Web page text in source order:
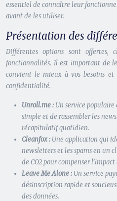
essentiel de connaître leur
avant de les utiliser.
Présentation des
Différentes options sont offertes,
fonctionnalités. Il est important de
convient le mieux à vos besoins
confidentialité.
Unroll.me : Un service
simple et de rassembler les
récapitulatif quotidien.
Cleanfox : Une application qui
newsletters et les spams en un
de CO2 pour compenser
Leave Me Alone : Un service
désinscription rapide et
des données.